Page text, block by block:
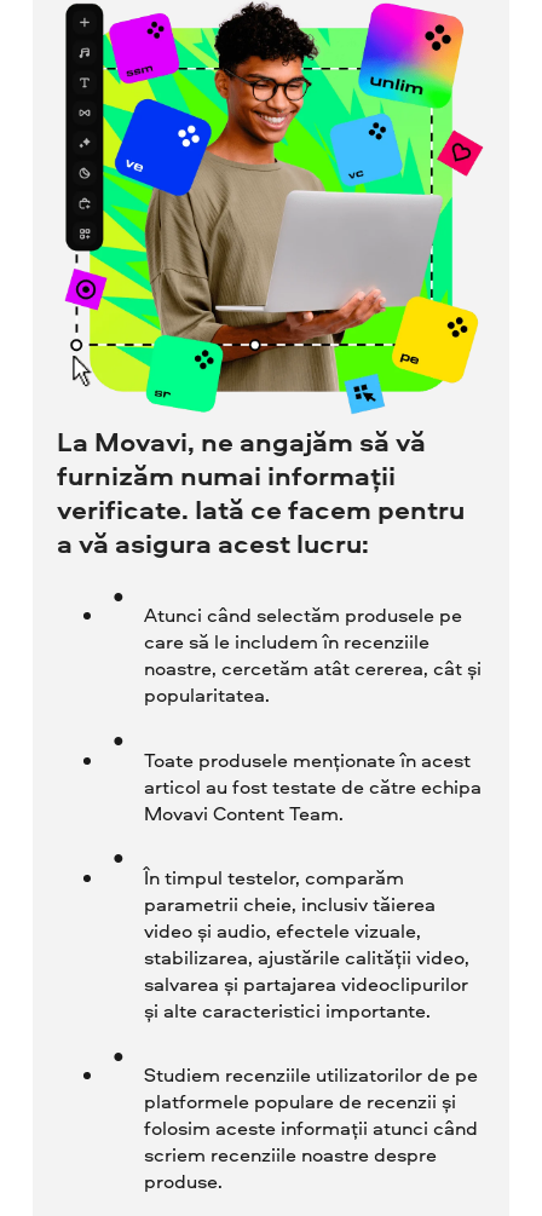
La Movavi, ne angajăm să vă
furnizăm numai informații
verificate. Iată ce facem pentru
a vă asigura acest lucru:
Atunci când selectăm produsele pe
care să le includem în recenziile
noastre, cercetăm atât cererea, cât și
popularitatea.
Toate produsele menționate în acest
articol au fost testate de către echipa
Movavi Content Team.
În timpul testelor, comparăm
parametrii cheie, inclusiv tăierea
video și audio, efectele vizuale,
stabilizarea, ajustările calității video,
salvarea și partajarea videoclipurilor
și alte caracteristici importante.
Studiem recenziile utilizatorilor de pe
platformele populare de recenzii și
folosim aceste informații atunci când
scriem recenziile noastre despre
produse.